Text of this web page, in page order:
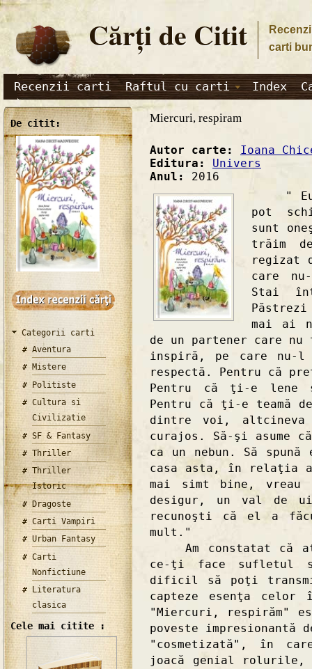
Cărţi de Citit
carti
Recenzii carti Raftul cu carti Index
De citit:
Categorii carti
Aventura
Mistere
Politiste
Cultura si
Civilizatie
SF & Fantasy
Thriller
Thriller
Istoric
Dragoste
Carti Vampiri
Urban Fantasy
Carti
Nonfictiune
Literatura
clasica
Cele mai citite :
Miercuri, respiram
Autor carte: Ioana
Editura: Univers
Anul: 2016
" Eu
pot
sunt
trăim
regizat
care
Stai
mai ai
de un partener care
inspiră, pe care nu-
respectă. Pentru că
Pentru că ţi-e
Pentru că ţi-e teamă
dintre voi,
curajos. Să-şi asume
ca un nebun. Să
casa asta, în relaţia
mai simt bine,
desigur, un val de
recunoşti că el a
mult."
Am constatat că
ce-ţi face sufletul
dificil să poţi
capteze esenţa
"Miercuri, respirăm"
poveste
"cosmetizată", în
joacă genial rolurile,